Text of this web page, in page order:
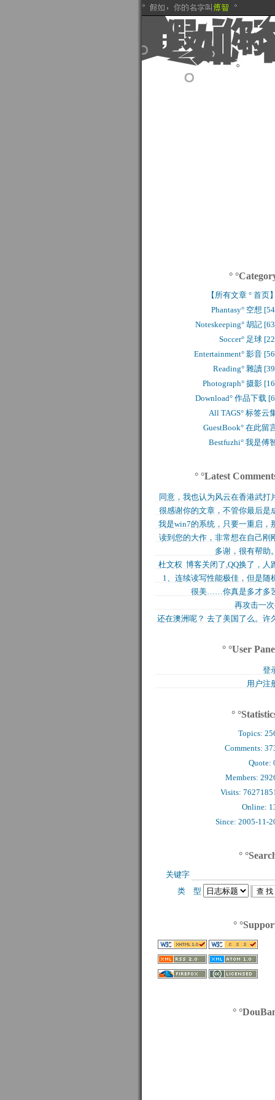
°
【所有文章 ° 首页】
Phantasy° 空想
Noteskeeping° 胡記
Soccer° 足球
Entertainment° 影音
Reading° 雜讀
Photograph° 摄影
Download° 作品下载
All TAGS° 标签云
GuestBook° 在此留
Bestfuzhi° 我是傅
° °Latest
同意，我也认为风云在香港武打
历史上是绝无仅有的，
很感谢你的文章，不管你最后是
功还是失败，能让后来
我是win7的系统，只要一重启，
块MFT盘就无法
读到您的大作，非常想在自己刚
买的固态硬盘上试试，
多谢，很有帮助。
杜文权 博客关闭了,QQ换了，人
了 新的
1、连续读写性能极佳，但是随
写入性能极差（这对于
很美……你真是多才多
再攻击一
还在澳洲呢？ 去了美国了么。许
° °User
登
用户注
°
Topics:
Comments:
Quote:
Members:
Visits:
Online:
Since: 2005-11-
°
关键字
类 型
°
°